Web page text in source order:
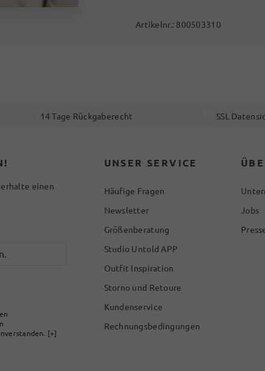
Artikelnr.: 800503310
14 Tage Rückgaberecht SSL
einen
[+]
UNSER SERVICE
Häufige Fragen
Newsletter
Größenberatung
Studio Untold APP
Outfit Inspiration
Storno und Retoure
Kundenservice
Rechnungsbedingungen
Jobs